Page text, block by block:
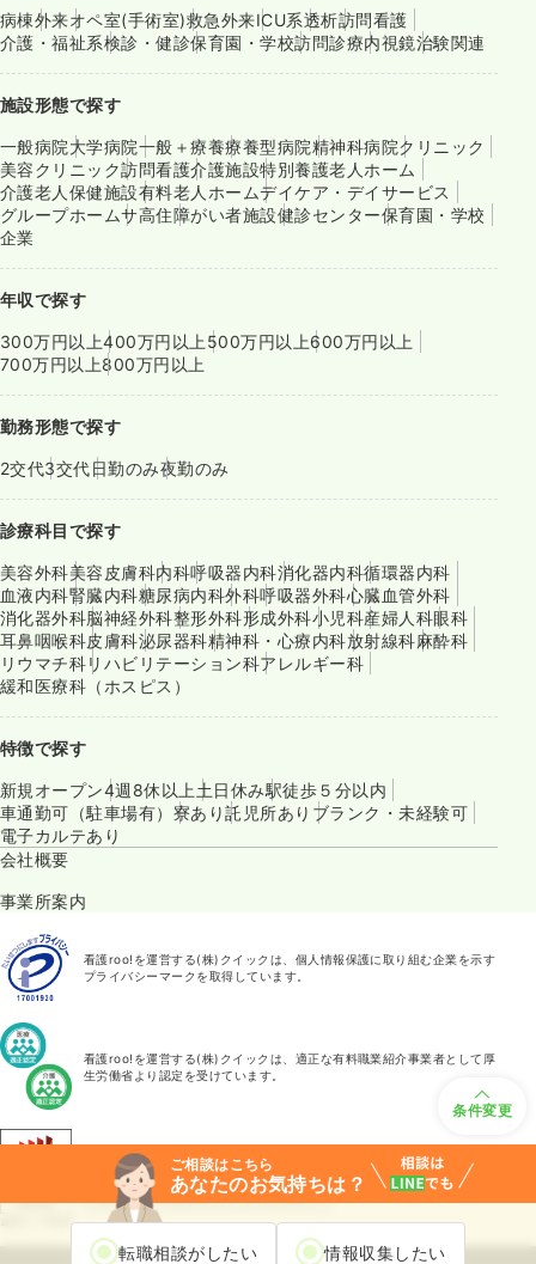
条件変更
ご相談はこちら
あなたのお気持ちは？
転職相談がしたい 情報収集したい
病棟外来オペ室(手術室)救急外来ICU系透析訪問看護
介護・福祉系検診・健診保育園・学校訪問診療内視鏡治験関連
施設形態で探す
一般病院大学病院一般＋療養療養型病院精神科病院クリニック
美容クリニック訪問看護介護施設特別養護老人ホーム
介護老人保健施設有料老人ホームデイケア・デイサービス
グループホームサ高住障がい者施設健診センター保育園・学校
企業
年収で探す
300万円以上400万円以上 500万円以上600万円以上
700万円以上800万円以上
勤務形態で探す
2交代3交代日勤のみ夜勤のみ
診療科目で探す
美容外科美容皮膚科内科呼吸器内科消化器内科循環器内科
血液内科腎臓内科糖尿病内科外科呼吸器外科心臓血管外科
消化器外科脳神経外科整形外科形成外科小児科産婦人科眼科
耳鼻咽喉科皮膚科泌尿器科精神科・心療内科放射線科麻酔科
リウマチ科リハビリテーション科アレルギー科
緩和医療科（ホスピス）
特徴で探す
新規オープン4週8休以上 土日休み駅徒歩５分以内
車通勤可（駐車場有） 寮あり託児所あり ブランク・未経験可
電子カルテあり
会社概要
事業所案内
看護roo!を運営する(株)クイックは、個人情報保護に取り組む企業を示す
プライバシーマークを取得しています。
看護roo!を運営する(株)クイックは、適正な有料職業紹介事業者として厚
生労働省より認定を受けています。
看護roo!転職は東証プライム市場上場企業のクイックが、厚生労働大臣の
許可を受けて運営しています。
厚生労働大臣許可27-ユ-020100